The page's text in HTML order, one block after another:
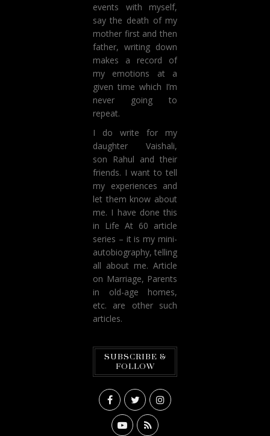
events with myself,
say the death of my
mother first and then
father, writing down
makes a record of
my emotions at a
given time which I’m
never going to
repeat.
I do write for my
daughter Vaishali,
son Rahul and their
friends. I want to tell
my experiences and
let them know about
me. I have done this
in Life At 60 article
series – it is my mini-
autobiography, telling
all about me. Article
on Marriage, Parents
in old-age homes,
etc. are other such
articles.
SUBSCRIBE &
FOLLOW